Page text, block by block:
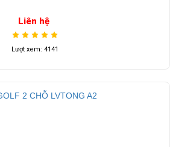
Liên hệ
Lượt xem: 4141